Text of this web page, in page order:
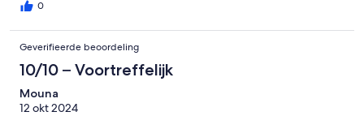
nourriture sur les plateaux (un oeuf au plat froid posé sur un
amener de la confiture suite a notre demande a serveur qui
essayer de faire de son mieux avec une grande gentillesse.
Suite a ma remarque au sujet du jus d'orange industriel
imbuvable il nous a apporter 2 verres de jus d'orange pressé, un
grand merci a lui . Il y avait dans la salle un monsieur en costume
noir chemise blanche qui faisait les mille pas qui était tres
0
Geverifieerde beoordeling
10/10 – Voortreffelijk
Mouna
12 okt 2024